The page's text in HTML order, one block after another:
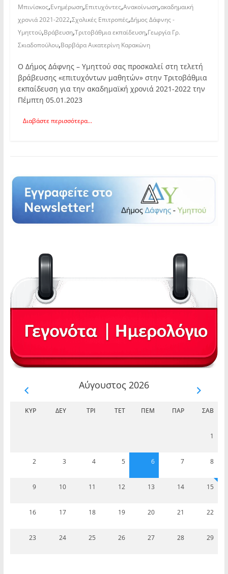
Μπινίσκος,Ενημέρωση,Επιτυχόντες,Ανακοίνωση,ακαδημαική
χρονιά 2021-2022,Σχολικές Επιτροπές,Δήμος Δάφνης -
Υμηττού,Βράβευση,Τριτοβάθμια εκπαίδευση,Γεωργία Γρ.
Σκιαδοπούλου,Βαρβάρα Αικατερίνη Καρακώνη
Ο Δήμος Δάφνης – Υμηττού σας προσκαλεί στη τελετή
βράβευσης «επιτυχόντων μαθητών» στην Τριτοβάθμια
εκπαίδευση για την ακαδημαϊκή χρονιά 2021-2022 την
Πέμπτη 05.01.2023
Διαβάστε περισσότερα...
Αύγουστος 2026
ΚΥΡ ΔΕΥ ΤΡΊ ΤΕΤ ΠΈΜ ΠΑΡ ΣΆΒ
1
2 3 4 5 6 7 8
9 10 11 12 13 14 15
16 17 18 19 20 21 22
23 24 25 26 27 28 29